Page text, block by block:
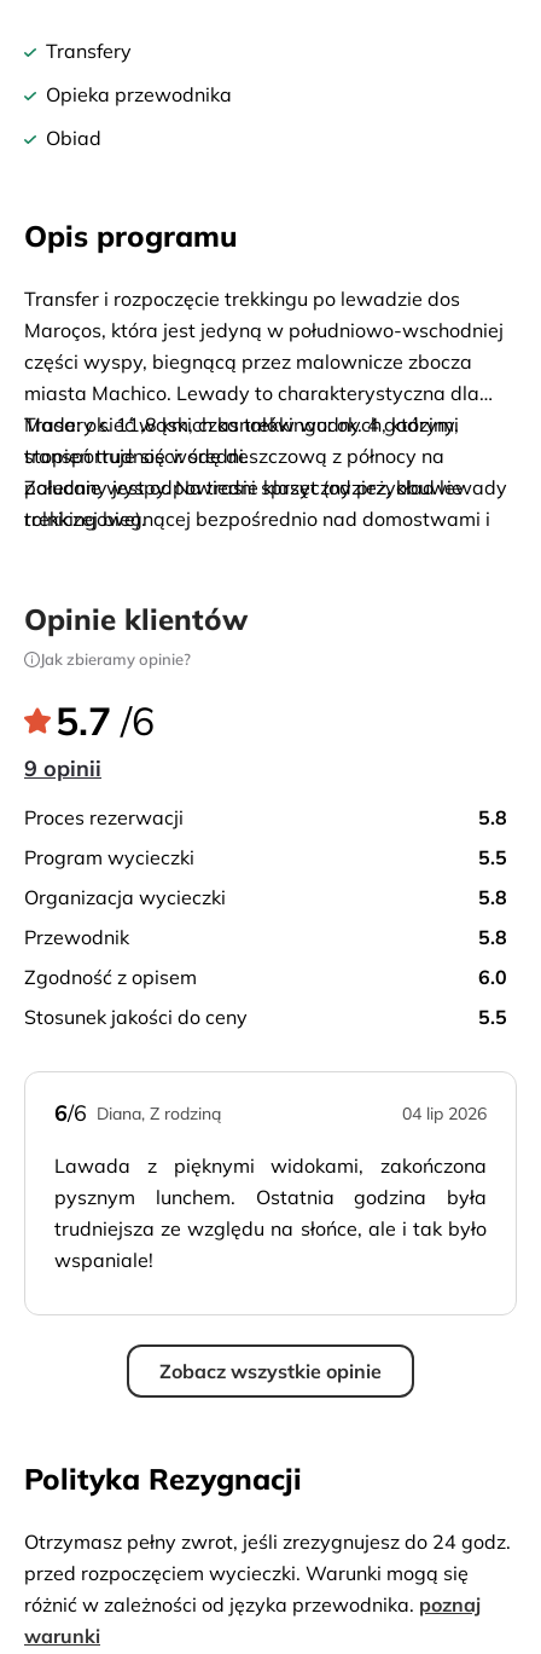
Transfery
Opieka przewodnika
Obiad
Opis programu
Transfer i rozpoczęcie trekkingu po lewadzie dos
Maroços, która jest jedyną w południowo-wschodniej
części wyspy, biegnącą przez malownicze zbocza
miasta Machico. Lewady to charakterystyczna dla
Madery sieć wąskich kanałów wodnych, którymi
transportuje się wodę deszczową z północy na
południe wyspy. Na trasie klasyczny przykład lewady
rolniczej biegnącej bezpośrednio nad domostwami i
niesamowite widoki na góry, miasto w dolinie i ocean
jedocześnie. Okazja do podziwiania bogatej,
endemicznej roślinności oraz tradycyjnej architektury
Madery.
Trasa: ok. 11,8 km, czas trekkingu: ok. 4 godziny,
stopień trudności: średni.
Zalecany jest odpowiedni sprzęt (odzież, obuwie
trekkingowe).
Opinie klientów
Jak zbieramy opinie?
5.7 /6
9 opinii
proces rezerwacji
5.8
program wycieczki
5.5
organizacja wycieczki
5.8
przewodnik
5.8
zgodność z opisem
6.0
stosunek jakości do ceny
5.5
6/6 Diana, Z rodziną 04 lip 2026
Lawada z pięknymi widokami, zakończona
pysznym lunchem. Ostatnia godzina była
trudniejsza ze względu na słońce, ale i tak było
wspaniale!
Zobacz wszystkie opinie
Polityka Rezygnacji
Otrzymasz pełny zwrot, jeśli zrezygnujesz do 24 godz.
przed rozpoczęciem wycieczki. Warunki mogą się
różnić w zależności od języka przewodnika. poznaj
warunki